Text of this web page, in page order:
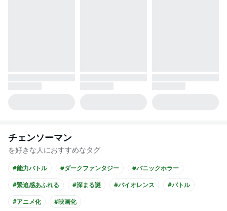
チェンソーマン
を好きな人におすすめなタグ
#能力バトル #ダークファンタジー
#パニックホラー
#緊迫感あふれる
#深まる謎 #バイオレンス
#バトル
#アニメ化
#映画化